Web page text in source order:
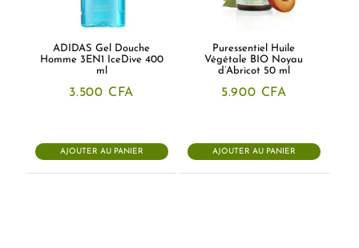
ADIDAS Gel Douche
Homme 3EN1 IceDive 400
ml
3.500 CFA
AJOUTER AU PANIER
Puressentiel Huile
Végétale BIO Noyau
d’Abricot 50 ml
5.900 CFA
AJOUTER AU PANIER